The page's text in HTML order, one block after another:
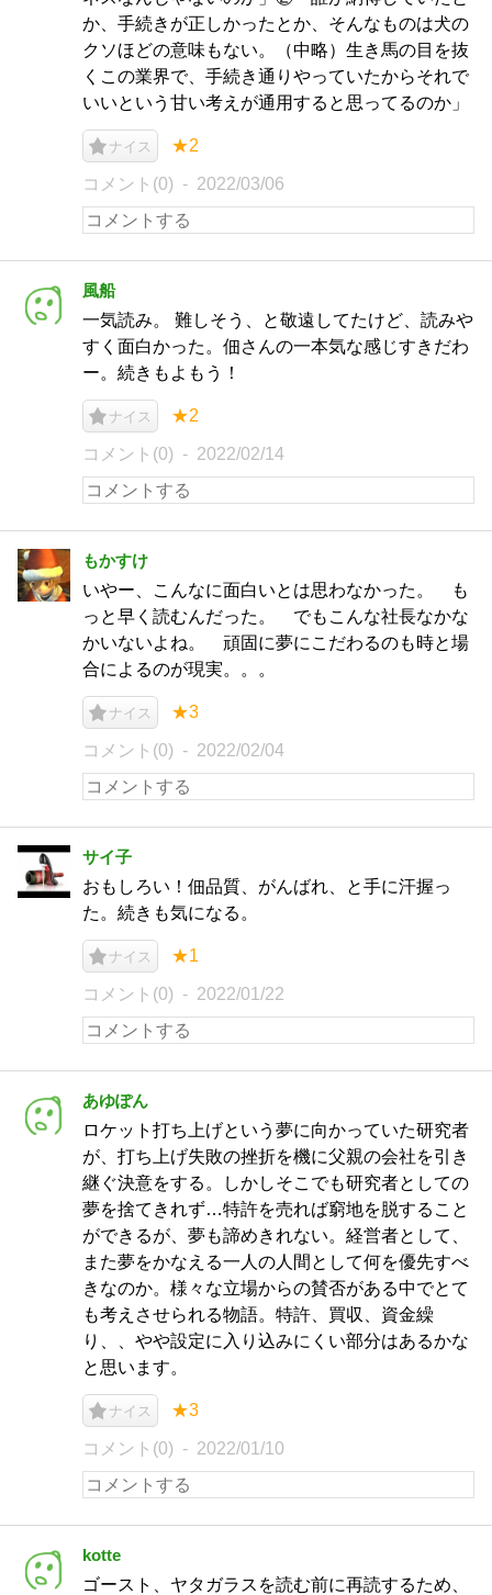
か、手続きが正しかったとか、そんなものは犬の
クソほどの意味もない。（中略）生き馬の目を抜
くこの業界で、手続き通りやっていたからそれで
いいという甘い考えが通用すると思ってるのか」
ナイス ★2
コメント(0) 2022/03/06
風船
一気読み。 難しそう、と敬遠してたけど、読みや
すく面白かった。佃さんの一本気な感じすきだわ
ー。続きもよもう！
ナイス ★2
コメント(0) 2022/02/14
もかすけ
いやー、こんなに面白いとは思わなかった。 も
っと早く読むんだった。 でもこんな社長なかな
かいないよね。 頑固に夢にこだわるのも時と場
合によるのが現実。。。
ナイス ★3
コメント(0) 2022/02/04
サイ子
おもしろい！佃品質、がんばれ、と手に汗握っ
た。続きも気になる。
ナイス ★1
コメント(0) 2022/01/22
あゆぽん
ロケット打ち上げという夢に向かっていた研究者
が、打ち上げ失敗の挫折を機に父親の会社を引き
継ぐ決意をする。しかしそこでも研究者としての
夢を捨てきれず…特許を売れば窮地を脱すること
ができるが、夢も諦めきれない。経営者として、
また夢をかなえる一人の人間として何を優先すべ
きなのか。様々な立場からの賛否がある中でとて
も考えさせられる物語。特許、買収、資金繰
り、、やや設定に入り込みにくい部分はあるかな
と思います。
ナイス ★3
コメント(0) 2022/01/10
kotte
ゴースト、ヤタガラスを読む前に再読するため、